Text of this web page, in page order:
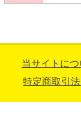
当サイトにつ
特定商取引